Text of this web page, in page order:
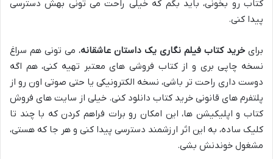
کتاب رو بخونی، باید بگم که خیلی راحت می تونی بهش دسترسی
پیدا کنی.
برای خرید کتاب فیلم نگاری یک داستان عاشقانه، می تونی هم سراغ
نسخه چاپی بری و از کتاب فروشی های معتبر تهیه کنی، هم اگه
دوست داری راحت تر باشی، نسخه الکترونیکی یا حتی صوتی اون رو از
پلتفرم های قانونی خرید کتاب دانلود کنی. خیلی از سایت های فروش
کتاب و اپلیکیشن ها، این امکان رو برات فراهم کردن که با چند تا
کلیک ساده، به این اثر ارزشمند دسترسی پیدا کنی و هر جا که هستی،
مشغول خوندنش بشی.